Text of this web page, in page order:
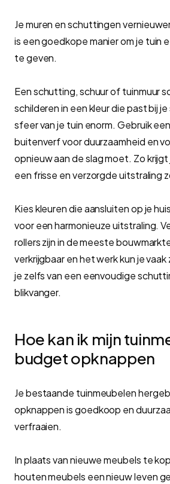
Je muren en schuttingen
is een goedkope manier om je tuin
te geven.
Een schutting, schuur of tuinmuur
schilderen in een kleur die past bij
sfeer van je tuin enorm. Gebruik
buitenverf voor duurzaamheid en
opnieuw aan de slag moet. Zo
een frisse en verzorgde uitstraling
Kies kleuren die aansluiten op je
voor een harmonieuze uitstraling.
rollers zijn in de meeste
verkrijgbaar en het werk kun je
je zelfs van een eenvoudige
blikvanger.
Hoe kan ik mijn
budget opknappen
Je bestaande tuinmeubelen
opknappen is goedkoop en
verfraaien.
In plaats van nieuwe meubels te
houten meubels een nieuw leven